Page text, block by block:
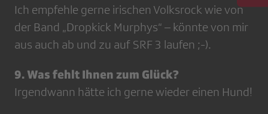
Ich empfehle gerne irischen Volksrock wie von
der Band „Dropkick Murphys“ – könnte von mir
aus auch ab und zu auf SRF 3 laufen ;-).
9. Was fehlt Ihnen zum Glück?
Irgendwann hätte ich gerne wieder einen Hund!